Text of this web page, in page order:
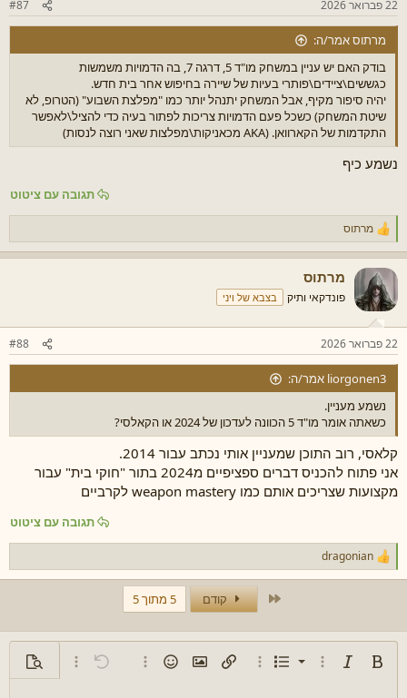
22 פברואר 2026 #87
מרתוס אמר/ה:
בודק האם יש עניין במשחק מו"ד 5, דרגה 7, בה הדמויות משמשות
כגששים\ציידים\פותרי בעיות של שיירה בחיפוש אחר בית חדש.
יהיה סיפור מקיף, אבל המשחק יתנהל יותר כמו "מפלצת השבוע" (הטרופ, לא
שיטת המשחק) כשכל פעם הדמויות צריכות לפתור בעיה כדי להציל\לאפשר
התקדמות של הקארוואן. (AKA מכאניקות\מפלצות שאני רוצה לנסות)
נשמע כיף
תגובה עם ציטוט
ר
ג
ש
ת
:
מרתוס
מרתוס
פונדקאי ותיק בצבא של ויני
22 פברואר 2026 #88
liorgonen3 אמר/ה:
נשמע מעניין.
כשאתה אומר מו"ד 5 הכוונה לעדכון של 2024 או הקאלסי?
קלאסי, רוב התוכן שמעניין אותי נכתב עבור 2014.
אני פתוח להכניס דברים ספציפיים מ2024 בתור "חוקי בית" עבור
מקצועות שצריכים אותם כמו weapon mastery לקרביים
תגובה עם ציטוט
ר
ג
:
dragonian
First קודם 5 מתוך 5
טקסט מודגש
טקסט נטויאפשרויות נוספות...
רשימהרשימה ממוספרת
אפשרויות נוספות...
הוספת קישור
הוספת תמונה
סמייליםאפשרויות נוספות...
ביטול פעולהאפשרויותתצוגה